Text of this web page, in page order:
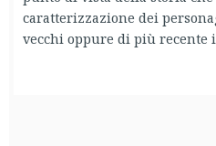
caratterizzazione dei
vecchi oppure di più